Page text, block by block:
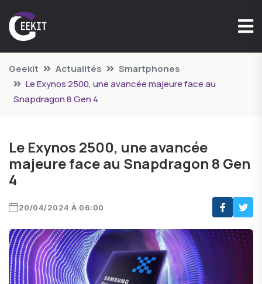
Geekit Actualités
Smartphones
Le Exynos 2500, une avancée majeure face au
Snapdragon 8 Gen 4
Le Exynos 2500, une avancée
majeure face au Snapdragon 8 Gen
4
20/04/2024 À 06:00